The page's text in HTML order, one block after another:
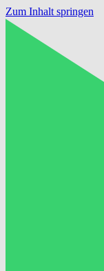
Zum Inhalt springen